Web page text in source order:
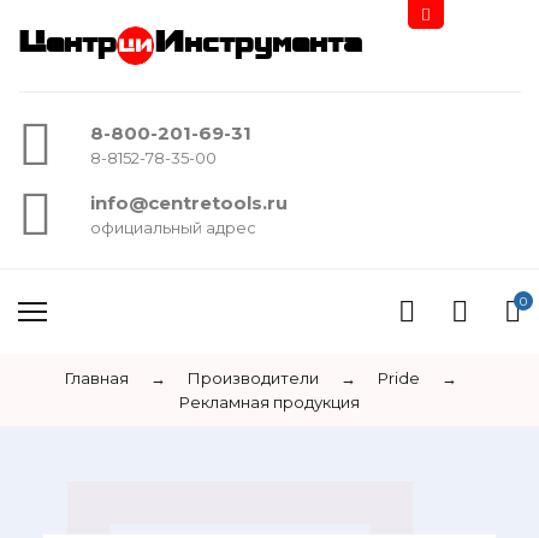
Центр Инструмента
8-800-201-69-31
8-8152-78-35-00
info@centretools.ru
официальный адрес
0
Главная → Производители → Pride
→
Рекламная продукция